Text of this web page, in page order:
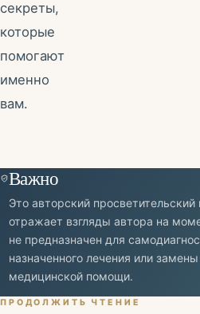
секреты,
которые
помогают
именно
вам.
Важно
Это авторский
отражает взгляды автора на
не предназначен для
назначенного лечения или
медицинской помощи.
ПРОДОЛЖИТЬ ЧТЕНИЕ